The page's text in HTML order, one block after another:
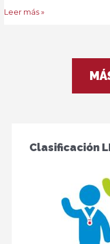
3ª
Leer más »
Clasificación